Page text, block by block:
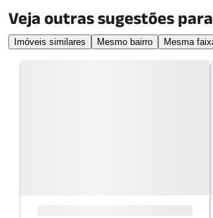
Veja outras sugestões
Imóveis similares Mesmo bairro Mesma